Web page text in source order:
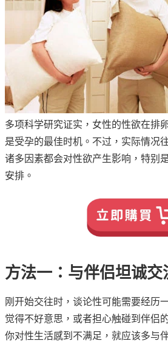
多项科学研究证实，女性的性欲在排
是受孕的最佳时机。不过，实际情况
诸多因素都会对性欲产生影响，特别
安排。
方法一：与伴侣坦诚交
刚开始交往时，谈论性可能需要经历
觉得不好意思，或者担心触碰到伴侣
你对性生活感到不满足，就应该多与